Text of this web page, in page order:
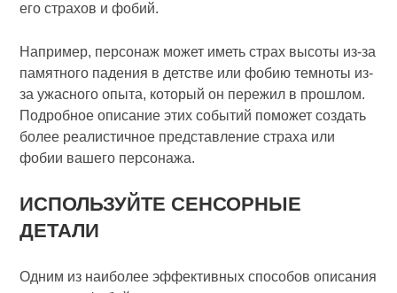
его страхов и фобий.
Например, персонаж может иметь страх высоты из-за
памятного падения в детстве или фобию темноты из-
за ужасного опыта, который он пережил в прошлом.
Подробное описание этих событий поможет создать
более реалистичное представление страха или
фобии вашего персонажа.
ИСПОЛЬЗУЙТЕ СЕНСОРНЫЕ
ДЕТАЛИ
Одним из наиболее эффективных способов описания